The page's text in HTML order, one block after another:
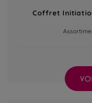
Coffret